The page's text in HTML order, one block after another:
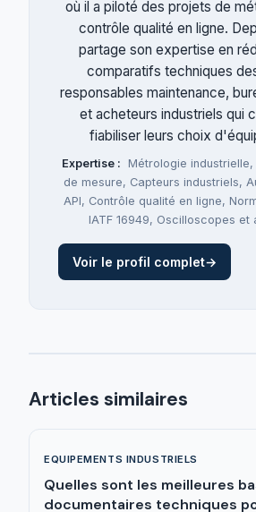
où il a piloté des projets de
contrôle qualité en ligne.
partage son expertise en
comparatifs techniques
responsables maintenance,
et acheteurs industriels qui
fiabiliser leurs choix
Expertise : Métrologie industrielle,
de mesure, Capteurs industriels,
API, Contrôle qualité en ligne,
IATF 16949, Oscilloscopes et
Voir le profil complet→
Articles similaires
EQUIPEMENTS INDUSTRIELS
Quelles sont les meilleures
documentaires techniques